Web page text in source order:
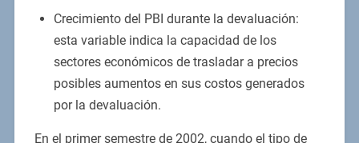
Crecimiento del PBI durante la devaluación:
esta variable indica la capacidad de los
sectores económicos de trasladar a precios
posibles aumentos en sus costos generados
por la devaluación.
En el primer semestre de 2002, cuando el tipo de